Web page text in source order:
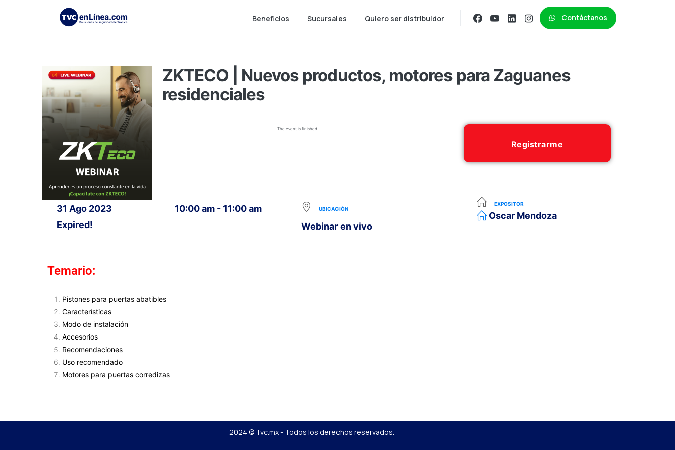
Beneficios Sucursales Quiero ser distribuidor Contáctanos
ZKTECO | Nuevos productos, motores para Zaguanes
residenciales
The event is finished.
Registrarme
31 Ago 2023
Expired!
10:00 am - 11:00 am UBICACIÓN
Webinar en vivo
EXPOSITOR
Oscar Mendoza
Temario:
Pistones para puertas abatibles
Características
Modo de instalación
Accesorios
Recomendaciones
Uso recomendado
Motores para puertas corredizas
2024 © Tvc.mx - Todos los derechos reservados.